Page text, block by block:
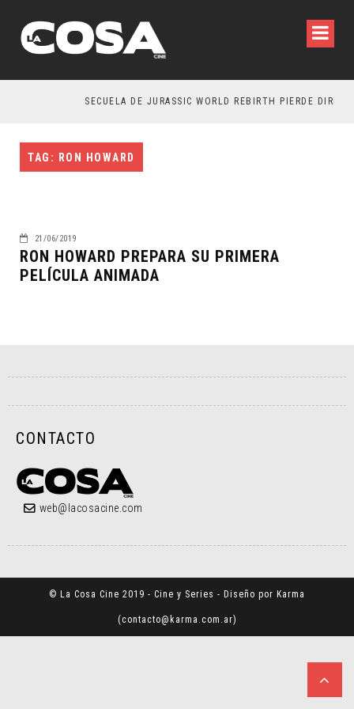
SECUELA DE JURASSIC WORLD REBIRTH PIERDE
TAG: RON HOWARD
21/06/2019
RON HOWARD PREPARA SU PRIMERA
PELÍCULA ANIMADA
CONTACTO
web@lacosacine.com
© La Cosa Cine 2019 - Cine y Series - Diseño por Karma
(contacto@karma.com.ar)